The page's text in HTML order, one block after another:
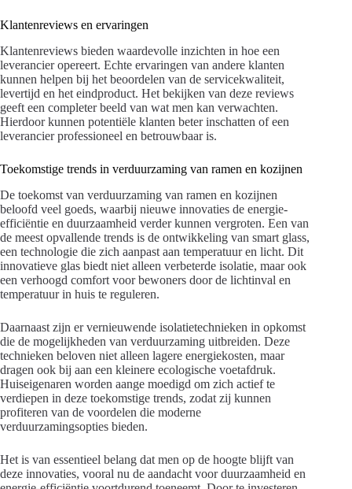
Klantenreviews en ervaringen
Klantenreviews bieden waardevolle inzichten in hoe een
leverancier opereert. Echte ervaringen van andere klanten
kunnen helpen bij het beoordelen van de servicekwaliteit,
levertijd en het eindproduct. Het bekijken van deze reviews
geeft een completer beeld van wat men kan verwachten.
Hierdoor kunnen potentiële klanten beter inschatten of een
leverancier professioneel en betrouwbaar is.
Toekomstige trends in verduurzaming van ramen en kozijnen
De toekomst van verduurzaming van ramen en kozijnen
beloofd veel goeds, waarbij nieuwe innovaties de energie-
efficiëntie en duurzaamheid verder kunnen vergroten. Een van
de meest opvallende trends is de ontwikkeling van smart glass,
een technologie die zich aanpast aan temperatuur en licht. Dit
innovatieve glas biedt niet alleen verbeterde isolatie, maar ook
een verhoogd comfort voor bewoners door de lichtinval en
temperatuur in huis te reguleren.
Daarnaast zijn er vernieuwende isolatietechnieken in opkomst
die de mogelijkheden van verduurzaming uitbreiden. Deze
technieken beloven niet alleen lagere energiekosten, maar
dragen ook bij aan een kleinere ecologische voetafdruk.
Huiseigenaren worden aange moedigd om zich actief te
verdiepen in deze toekomstige trends, zodat zij kunnen
profiteren van de voordelen die moderne
verduurzamingsopties bieden.
Het is van essentieel belang dat men op de hoogte blijft van
deze innovaties, vooral nu de aandacht voor duurzaamheid en